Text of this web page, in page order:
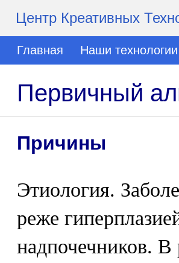
Центр Креативных
Главная Наши технологии
Первичный
Причины
Этиология.
реже
надпочечников. В